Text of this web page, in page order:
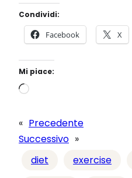
Condividi:
Facebook X
Mi piace:
C
r
i
« Precedente
Successivo »
diet
exercise